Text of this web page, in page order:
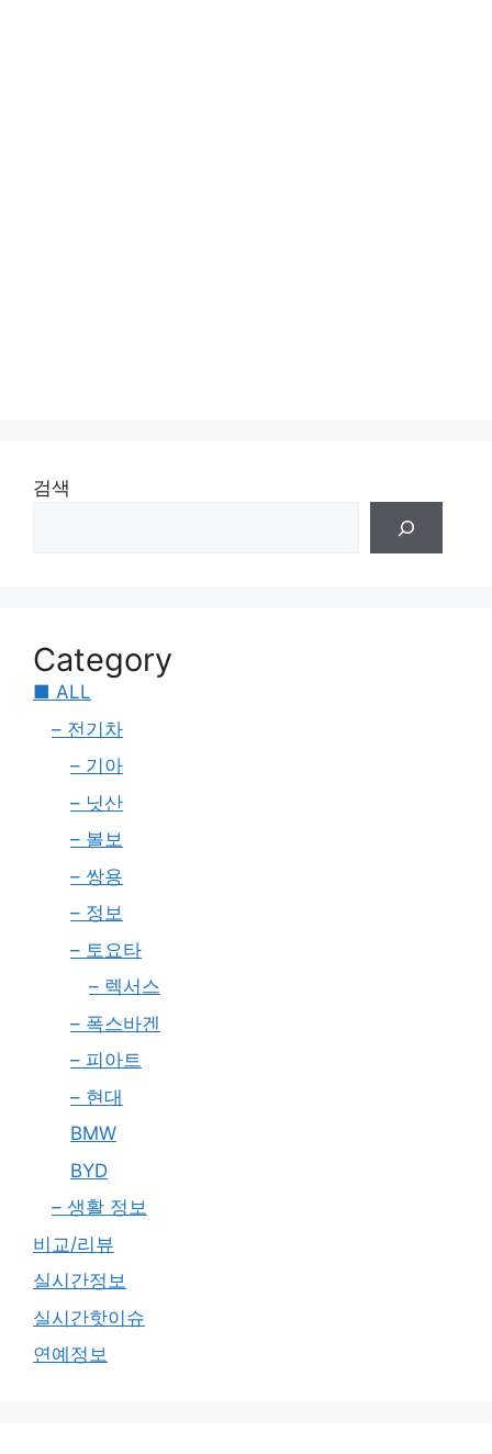
검색
Category
■ ALL
– 전기차
– 기아
– 닛산
– 볼보
– 쌍용
– 정보
– 토요타
– 렉서스
– 폭스바겐
– 피아트
– 현대
BMW
BYD
– 생활 정보
비교/리뷰
실시간정보
실시간핫이슈
연예정보